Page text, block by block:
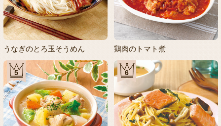
うなぎのとろ玉そうめん 鶏肉のトマト煮
5 6